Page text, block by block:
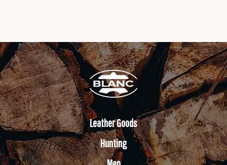
Leather Goods
Hunting